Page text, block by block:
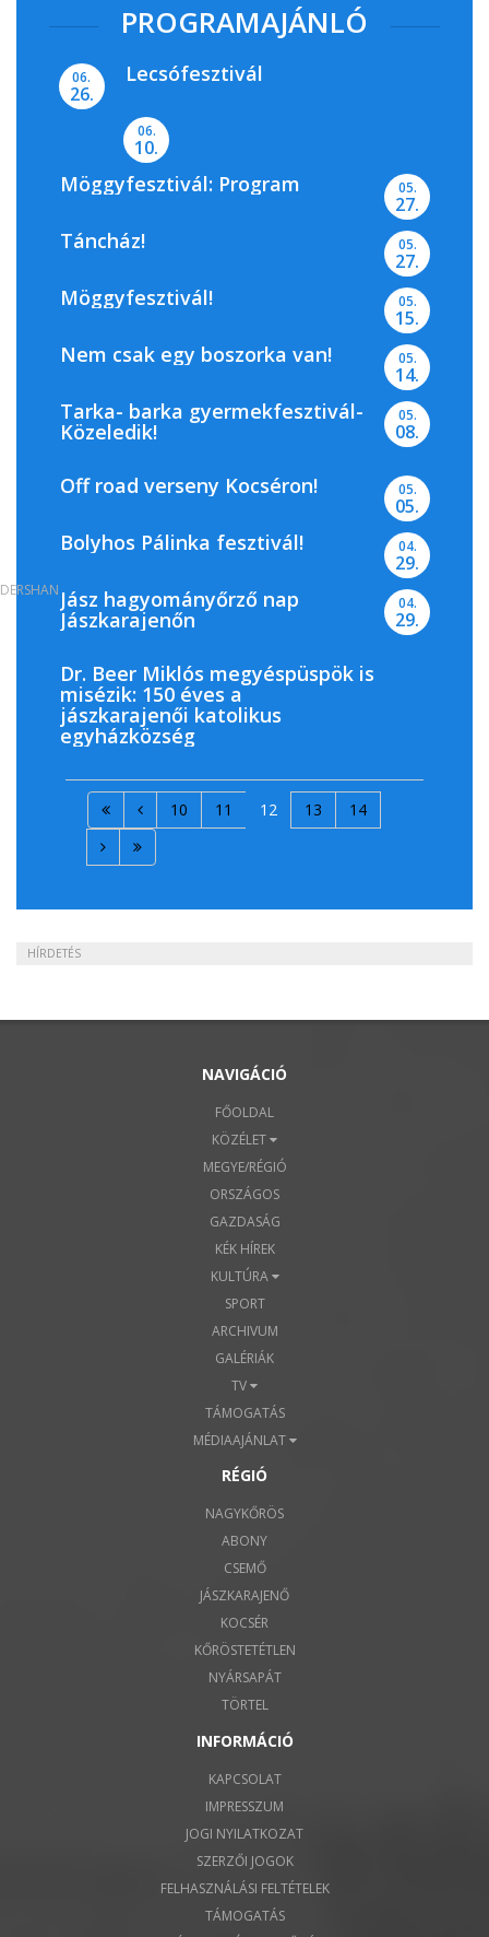
PROGRAMAJÁNLÓ
06.
26.
Lecsófesztivál
06.
10.
Möggyfesztivál: Program 05.
27.
Táncház! 05.
27.
Möggyfesztivál! 05.
15.
Nem csak egy boszorka van! 05.
14.
Tarka- barka gyermekfesztivál-
Közeledik!
05.
08.
Off road verseny Kocséron! 05.
05.
Bolyhos Pálinka fesztivál! 04.
29.
Jász hagyományőrző nap
Jászkarajenőn
04.
29.
Dr. Beer Miklós megyéspüspök is
misézik: 150 éves a
jászkarajenői katolikus
egyházközség
10 11 12 13 14
HÍRDETÉS
NAVIGÁCIÓ
FŐOLDAL
KÖZÉLET
MEGYE/RÉGIÓ
ORSZÁGOS
GAZDASÁG
KÉK HÍREK
KULTÚRA
SPORT
ARCHIVUM
GALÉRIÁK
TV
TÁMOGATÁS
MÉDIAAJÁNLAT
RÉGIÓ
NAGYKŐRÖS
ABONY
CSEMŐ
JÁSZKARAJENŐ
KOCSÉR
KŐRÖSTETÉTLEN
NYÁRSAPÁT
TÖRTEL
DERSHAN
INFORMÁCIÓ
KAPCSOLAT
IMPRESSZUM
JOGI NYILATKOZAT
SZERZŐI JOGOK
FELHASZNÁLÁSI FELTÉTELEK
TÁMOGATÁS